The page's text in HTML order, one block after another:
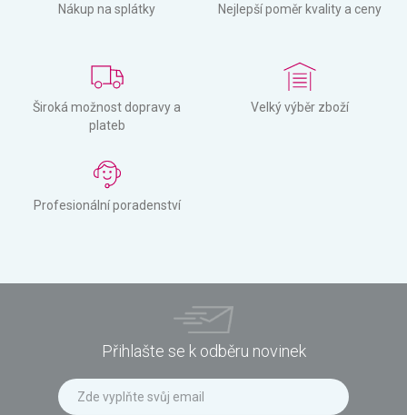
Nákup na splátky Nejlepší poměr kvality a ceny
Široká možnost dopravy a
plateb
Velký výběr zboží
Profesionální poradenství
Přihlašte se k odběru novinek